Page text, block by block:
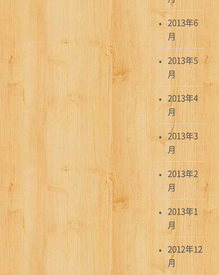
2013年6
月
2013年5
月
2013年4
月
2013年3
月
2013年2
月
2013年1
月
2012年12
月